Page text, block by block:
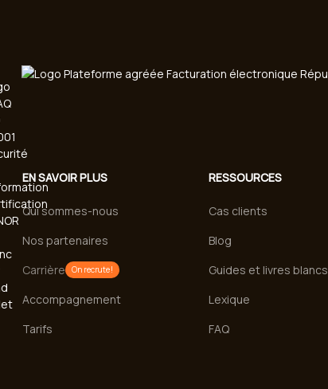
EN SAVOIR PLUS
Qui sommes-nous
Nos partenaires
Carrière
On recrute !
Accompagnement
Tarifs
RESSOURCES
Cas clients
Blog
Guides et livres blancs
Lexique
FAQ